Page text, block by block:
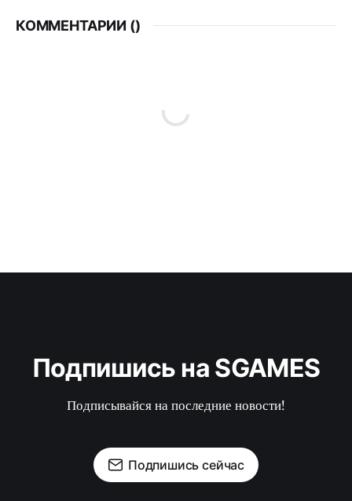
КОММЕНТАРИИ ()
Подпишись на SGAMES
Подписывайся на последние новости!
Подпишись сейчас